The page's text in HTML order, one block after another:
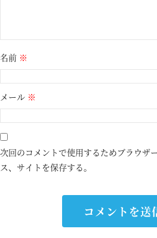
名前 ※
メール ※
次回のコメントで使用するためブラウザ
ス、サイトを保存する。